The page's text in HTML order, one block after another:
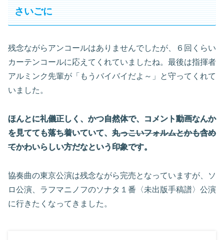
さいごに
残念ながらアンコールはありませんでしたが、６回くらい
カーテンコールに応えてくれていましたね。最後は指揮者
アルミンク先輩が「もうバイバイだよ～」と守ってくれて
いました。
ほんとに礼儀正しく、かつ自然体で、コメント動画なんか
を見てても落ち着いていて、 丸っこいフォルムとかも含め
てかわいらしい方だなという印象です。
協奏曲の東京公演は残念ながら完売となっていますが、ソ
ロ公演、ラフマニノフのソナタ１番〈未出版手稿譜〉公演
に行きたくなってきました。